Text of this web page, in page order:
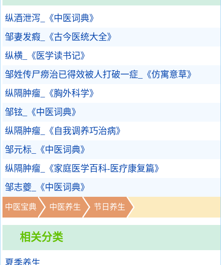
纵酒泄泻_《中医词典》
邹妻发瘕_《古今医统大全》
纵横_《医学读书记》
邹姓传尸痨治已得效被人打破一症_《仿寓意草》
纵隔肿瘤_《胸外科学》
邹铉_《中医词典》
纵隔肿瘤_《自我调养巧治病》
邹元标_《中医词典》
纵隔肿瘤_《家庭医学百科-医疗康复篇》
邹志夔_《中医词典》
中医宝典 中医养生 节日养生
相关分类
夏季养生